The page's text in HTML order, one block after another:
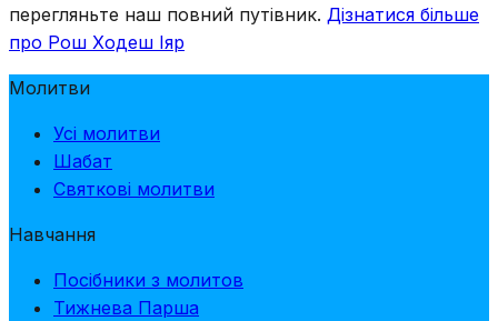
перегляньте наш повний путівник. Дізнатися більше
про Рош Ходеш Іяр
Молитви
Усі молитви
Шабат
Святкові молитви
Навчання
Посібники з молитов
Тижнева Парша